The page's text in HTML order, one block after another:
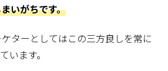
いがちです。
ターとしてはこの三方良しを常に
います。